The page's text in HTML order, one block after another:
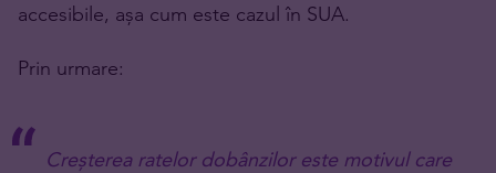
accesibile, așa cum este cazul în SUA.
Prin urmare:
Creșterea ratelor dobânzilor este motivul care